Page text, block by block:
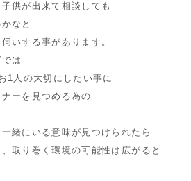
供が出来て相談しても
なと
いする事があります。
は
1人の大切にしたい事に
ーを見つめる為の
緒にいる意味が見つけられたら
取り巻く環境の可能性は広がると